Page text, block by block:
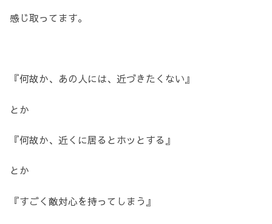
感じ取ってます。
『何故か、あの人には、近づきたくない』
とか
『何故か、近くに居るとホッとする』
とか
『すごく敵対心を持ってしまう』